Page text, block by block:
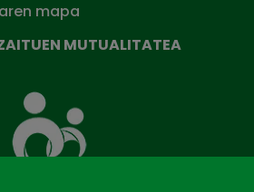
mapa
MUTUALITATEA
zaituen
Mutua